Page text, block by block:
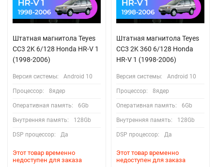
Штатная магнитола Teyes
CC3 2K 6/128 Honda HR-V 1
(1998-2006)
Версия системы: Android 10
Процессор: 8ядер
Оперативная память: 6Gb
Внутренняя память: 128Gb
DSP процессор: Да
Этот товар временно
недоступен для заказа
Штатная магнитола Teyes
CC3 2K 360 6/128 Honda
HR-V 1 (1998-2006)
Версия системы: Android 10
Процессор: 8ядер
Оперативная память: 6Gb
Внутренняя память: 128Gb
DSP процессор: Да
Этот товар временно
недоступен для заказа